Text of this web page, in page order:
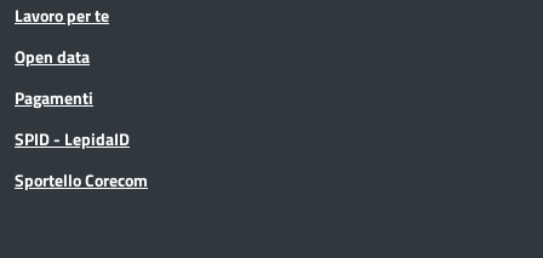
Lavoro per te
Open data
Pagamenti
SPID - LepidaID
Sportello Corecom